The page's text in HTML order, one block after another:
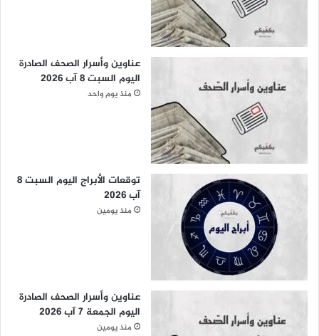
عناوين وأسرار الصحف الصادرة
اليوم السبت 8 آب 2026
منذ يوم واحد
توقعات الأبراج اليوم السبت 8
آب 2026
منذ يومين
عناوين وأسرار الصحف الصادرة
اليوم الجمعة 7 آب 2026
منذ يومين